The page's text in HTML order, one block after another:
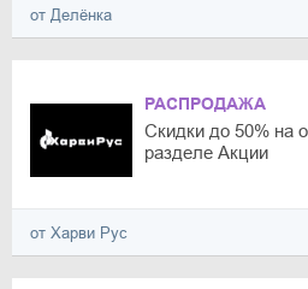
от Делёнка
РАСПРОДАЖА
Скидки до 50% на
разделе Акции
от Харви Рус